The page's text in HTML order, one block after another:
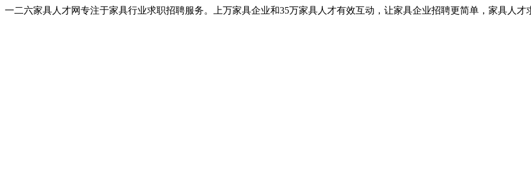
一二六家具人才网专注于家具行业求职招聘服务。上万家具企业和35万家具人才有效互动，让家具企业招聘更简单，家具人才